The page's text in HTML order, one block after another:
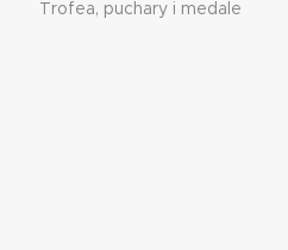
Trofea, puchary i medale